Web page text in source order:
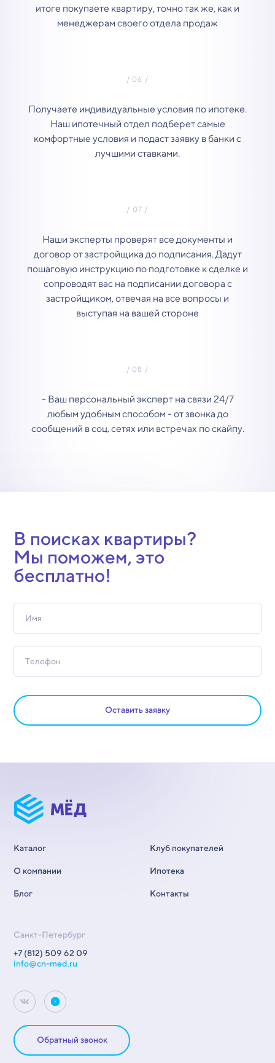
итоге покупаете квартиру, точно так же, как и
менеджерам своего отдела продаж
Получаете индивидуальные условия по ипотеке.
Наш ипотечный отдел подберет самые
комфортные условия и подаст заявку в банки с
лучшими ставками.
Наши эксперты проверят все документы и
договор от застройщика до подписания. Дадут
пошаговую инструкцию по подготовке к сделке и
сопроводят вас на подписании договора с
застройщиком, отвечая на все вопросы и
выступая на вашей стороне
- Ваш персональный эксперт на связи 24/7
любым удобным способом - от звонка до
сообщений в соц. сетях или встречах по скайпу.
В поисках квартиры?
Мы поможем, это
бесплатно!
Оставить заявку
Каталог
О компании
Блог
Клуб покупателей
Ипотека
Контакты
Санкт-Петербург
+7 (812) 509 62 09
info@cn-med.ru
Обратный звонок